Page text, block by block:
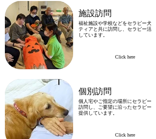
施設訪問
福祉施設や学校などをセラピー犬や
ティアと共に訪問し、セラピー活動
しています。
Click here
個別訪問
個人宅やご指定の場所にセラピー犬
訪問し、ご要望に沿ったセラピー活
提供しています。
Click here